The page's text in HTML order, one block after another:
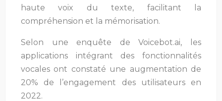
haute voix du texte, facilitant la
compréhension et la mémorisation.
Selon une enquête de Voicebot.ai, les
applications intégrant des fonctionnalités
vocales ont constaté une augmentation de
20% de l’engagement des utilisateurs en
2022.